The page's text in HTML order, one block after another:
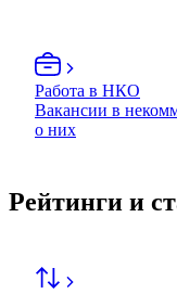
Работа в НКО
Вакансии в
о них
Рейтинги и